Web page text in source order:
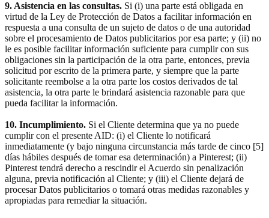
9. Asistencia en las consultas. Si (i) una parte está obligada en
virtud de la Ley de Protección de Datos a facilitar información en
respuesta a una consulta de un sujeto de datos o de una autoridad
sobre el procesamiento de Datos publicitarios por esa parte; y (ii) no
le es posible facilitar información suficiente para cumplir con sus
obligaciones sin la participación de la otra parte, entonces, previa
solicitud por escrito de la primera parte, y siempre que la parte
solicitante reembolse a la otra parte los costos derivados de tal
asistencia, la otra parte le brindará asistencia razonable para que
pueda facilitar la información.
10. Incumplimiento. Si el Cliente determina que ya no puede
cumplir con el presente AID: (i) el Cliente lo notificará
inmediatamente (y bajo ninguna circunstancia más tarde de cinco [5]
días hábiles después de tomar esa determinación) a Pinterest; (ii)
Pinterest tendrá derecho a rescindir el Acuerdo sin penalización
alguna, previa notificación al Cliente; y (iii) el Cliente dejará de
procesar Datos publicitarios o tomará otras medidas razonables y
apropiadas para remediar la situación.